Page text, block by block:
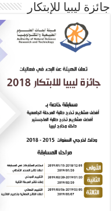
جائزة ليبيا للإبتكار